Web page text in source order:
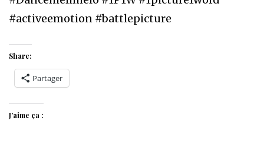
#activeemotion #battlepicture
Share:
Partager
J’aime ça :